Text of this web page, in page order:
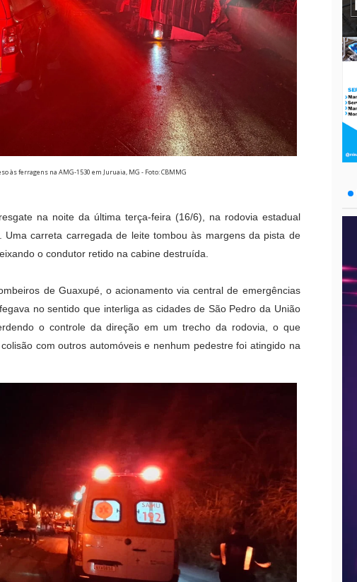
às ferragens na AMG-1530 em Juruaia, MG - Foto: CBMMG
na noite da última terça-feira (16/6), na rodovia estadual
carreta carregada de leite tombou às margens da pista de
o condutor retido na cabine destruída.
de Guaxupé, o acionamento via central de emergências
no sentido que interliga as cidades de São Pedro da União
o controle da direção em um trecho da rodovia, o que
com outros automóveis e nenhum pedestre foi atingido na